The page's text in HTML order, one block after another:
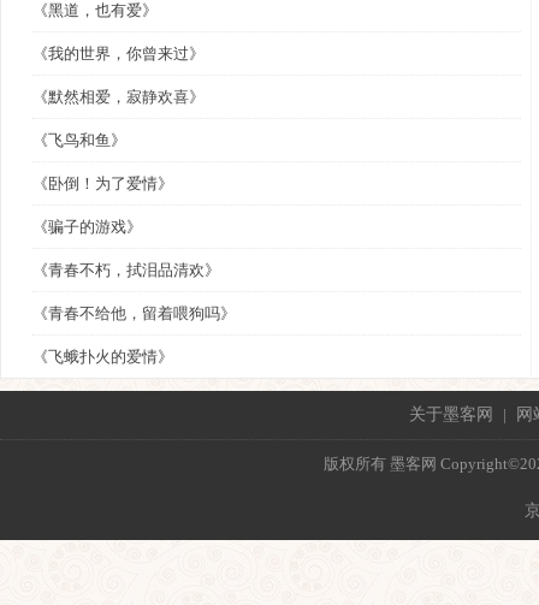
《黑道，也有爱》
《我的世界，你曾来过》
《默然相爱，寂静欢喜》
《飞鸟和鱼》
《卧倒！为了爱情》
《骗子的游戏》
《青春不朽，拭泪品清欢》
《青春不给他，留着喂狗吗》
《飞蛾扑火的爱情》
关于墨客网 | 网
版权所有 墨客网